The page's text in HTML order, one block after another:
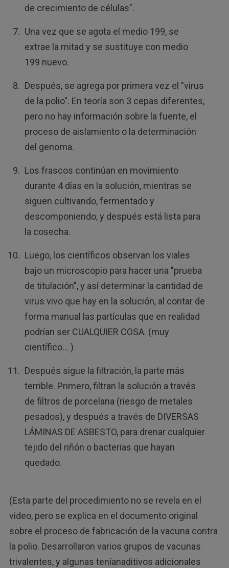
de crecimiento de células".
Una vez que se agota el medio 199, se
extrae la mitad y se sustituye con medio
199 nuevo.
Después, se agrega por primera vez el "virus
de la polio". En teoría son 3 cepas diferentes,
pero no hay información sobre la fuente, el
proceso de aislamiento o la determinación
del genoma.
Los frascos continúan en movimiento
durante 4 días en la solución, mientras se
siguen cultivando, fermentado y
descomponiendo, y después está lista para
la cosecha.
Luego, los científicos observan los viales
bajo un microscopio para hacer una "prueba
de titulación", y así determinar la cantidad de
virus vivo que hay en la solución, al contar de
forma manual las partículas que en realidad
podrían ser CUALQUIER COSA. (muy
científico... )
Después sigue la filtración, la parte más
terrible. Primero, filtran la solución a través
de filtros de porcelana (riesgo de metales
pesados), y después a través de DIVERSAS
LÁMINAS DE ASBESTO, para drenar cualquier
tejido del riñón o bacterias que hayan
quedado.
(Esta parte del procedimiento no se revela en el
video, pero se explica en el documento original
sobre el proceso de fabricación de la vacuna contra
la polio. Desarrollaron varios grupos de vacunas
trivalentes, y algunas teníanaditivos adicionales